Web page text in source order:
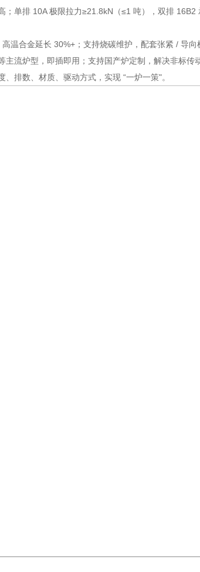
单排 10A 极限拉力≥21.8kN（≤1 吨），双排
温合金延长 30%+；支持烧碳维护，配套张紧 / 导向
流炉型，即插即用；支持国产炉定制，解决非标传
排数、材质、驱动方式，实现 “一炉一策"。